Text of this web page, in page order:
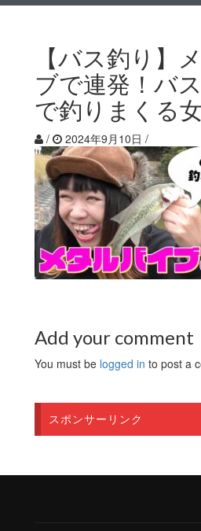
【バス釣り】
ブで連発！バ
で釣りまくる
/ 2024年9月10日 /
Add your comment
You must be logged in to post a
スポンサーリンク